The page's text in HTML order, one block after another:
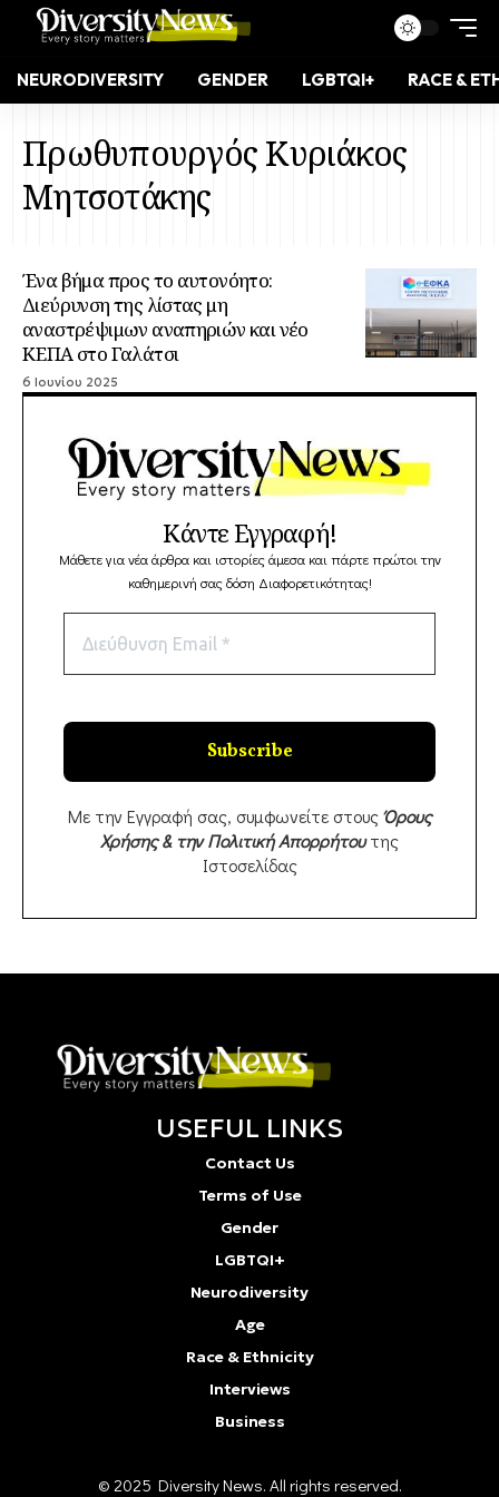
NEURODIVERSITY GENDER LGBTQI+ RACE &
Πρωθυπουργός Κυριάκος
Μητσοτάκης
Ένα βήμα προς το αυτονόητο:
Διεύρυνση της λίστας μη
αναστρέψιμων αναπηριών και νέο
ΚΕΠΑ στο Γαλάτσι
6 Ιουνίου 2025
Κάντε Εγγραφή!
Μάθετε για νέα άρθρα και ιστορίες άμεσα και πάρτε πρώτοι την
καθημερινή σας δόση Διαφορετικότητας!
Με την Εγγραφή σας, συμφωνείτε στουςΌρους
Χρήσης & την Πολιτική Απορρήτουτης
Ιστοσελίδας
USEFUL LINKS
Contact Us
Terms of Use
Gender
LGBTQI+
Neurodiversity
Age
Race & Ethnicity
Interviews
Business
© 2025 Diversity Νews. All rights reserved.